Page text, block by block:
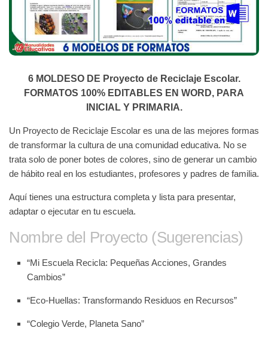
6 MOLDESO DE Proyecto de Reciclaje Escolar.
FORMATOS 100% EDITABLES EN WORD, PARA
INICIAL Y PRIMARIA.
Un Proyecto de Reciclaje Escolar es una de las mejores formas
de transformar la cultura de una comunidad educativa. No se
trata solo de poner botes de colores, sino de generar un cambio
de hábito real en los estudiantes, profesores y padres de familia.
Aquí tienes una estructura completa y lista para presentar,
adaptar o ejecutar en tu escuela.
Nombre del Proyecto (Sugerencias)
“Mi Escuela Recicla: Pequeñas Acciones, Grandes
Cambios”
“Eco-Huellas: Transformando Residuos en Recursos”
“Colegio Verde, Planeta Sano”